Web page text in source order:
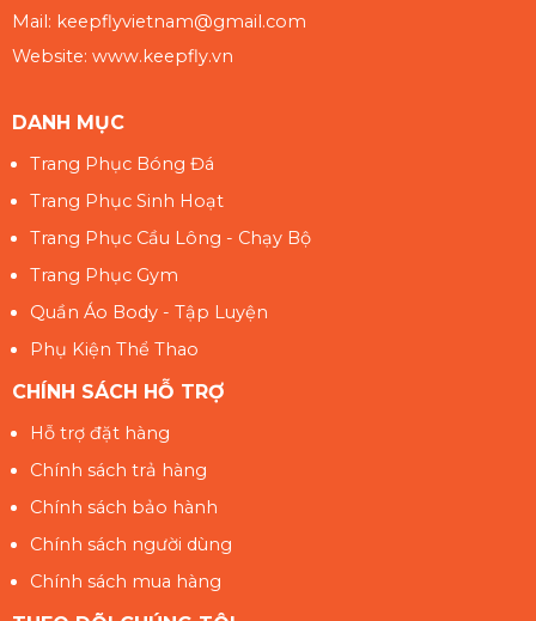
Mail: keepflyvietnam@gmail.com
Website: www.keepfly.vn
DANH MỤC
Trang Phục Bóng Đá
Trang Phục Sinh Hoạt
Trang Phục Cầu Lông - Chạy Bộ
Trang Phục Gym
Quần Áo Body - Tập Luyện
Phụ Kiện Thể Thao
CHÍNH SÁCH HỖ TRỢ
Hỗ trợ đặt hàng
Chính sách trả hàng
Chính sách bảo hành
Chính sách người dùng
Chính sách mua hàng